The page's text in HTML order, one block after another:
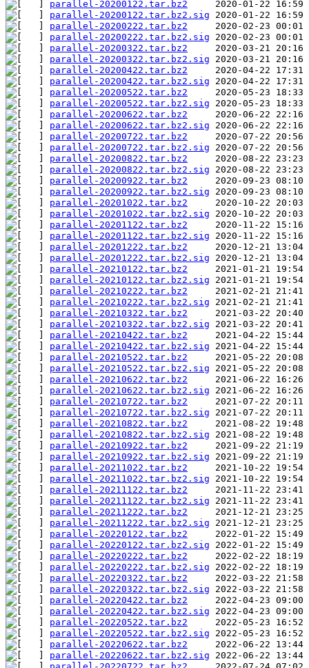
parallel-20200122.tar.bz2
parallel-20200122.tar.bz2.sig
parallel-20200222.tar.bz2
parallel-20200222.tar.bz2.sig
parallel-20200322.tar.bz2
parallel-20200322.tar.bz2.sig
parallel-20200422.tar.bz2
parallel-20200422.tar.bz2.sig
parallel-20200522.tar.bz2
parallel-20200522.tar.bz2.sig
parallel-20200622.tar.bz2
parallel-20200622.tar.bz2.sig
parallel-20200722.tar.bz2
parallel-20200722.tar.bz2.sig
parallel-20200822.tar.bz2
parallel-20200822.tar.bz2.sig
parallel-20200922.tar.bz2
parallel-20200922.tar.bz2.sig
parallel-20201022.tar.bz2
parallel-20201022.tar.bz2.sig
parallel-20201122.tar.bz2
parallel-20201122.tar.bz2.sig
parallel-20201222.tar.bz2
parallel-20201222.tar.bz2.sig
parallel-20210122.tar.bz2
parallel-20210122.tar.bz2.sig
parallel-20210222.tar.bz2
parallel-20210222.tar.bz2.sig
parallel-20210322.tar.bz2
parallel-20210322.tar.bz2.sig
parallel-20210422.tar.bz2
parallel-20210422.tar.bz2.sig
parallel-20210522.tar.bz2
parallel-20210522.tar.bz2.sig
parallel-20210622.tar.bz2
parallel-20210622.tar.bz2.sig
parallel-20210722.tar.bz2
parallel-20210722.tar.bz2.sig
parallel-20210822.tar.bz2
parallel-20210822.tar.bz2.sig
parallel-20210922.tar.bz2
parallel-20210922.tar.bz2.sig
parallel-20211022.tar.bz2
parallel-20211022.tar.bz2.sig
parallel-20211122.tar.bz2
parallel-20211122.tar.bz2.sig
parallel-20211222.tar.bz2
parallel-20211222.tar.bz2.sig
parallel-20220122.tar.bz2
parallel-20220122.tar.bz2.sig
parallel-20220222.tar.bz2
parallel-20220222.tar.bz2.sig
parallel-20220322.tar.bz2
parallel-20220322.tar.bz2.sig
parallel-20220422.tar.bz2
parallel-20220422.tar.bz2.sig
parallel-20220522.tar.bz2
parallel-20220522.tar.bz2.sig
parallel-20220622.tar.bz2
parallel-20220622.tar.bz2.sig